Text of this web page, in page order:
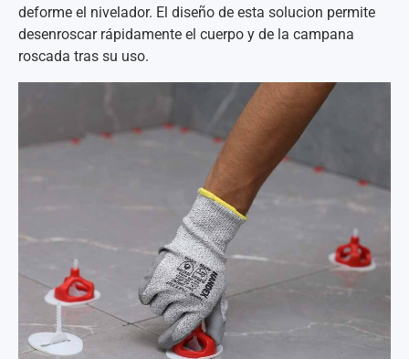
deforme el nivelador. El diseño de esta solucion permite
desenroscar rápidamente el cuerpo y de la campana
roscada tras su uso.